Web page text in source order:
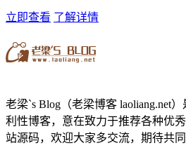
立即查看 了解详情
老梁`s Blog（老梁博客 laoliang.net
利性博客，意在致力于推荐各种优
站源码，欢迎大家多交流，期待共同